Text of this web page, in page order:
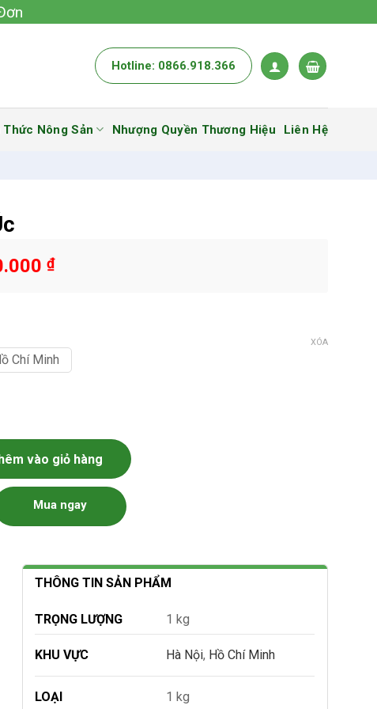
Hotline: 0866.918.366
Thức Nông Sản Nhượng Quyền Thương Hiệu Liên Hệ
₫
Chí Minh
XÓA
vào giỏ hàng
Mua ngay
THÔNG TIN SẢN PHẨM
TRỌNG LƯỢNG 1 kg
KHU VỰC Hà Nội, Hồ Chí Minh
LOẠI 1 kg